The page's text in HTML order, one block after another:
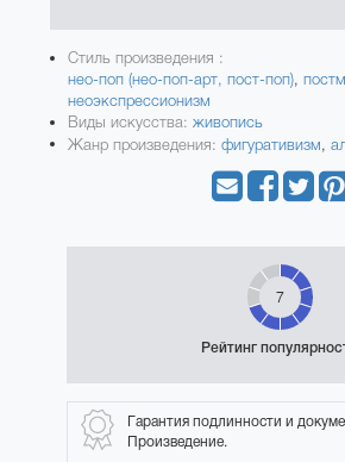
Стиль произведения :
нео-поп (нео-поп-арт, пост-поп),
неоэкспрессионизм
Виды искусства:живопись
Жанр произведения: фигуративизм,
7
Рейтинг
Гарантия подлинности и
Произведение.